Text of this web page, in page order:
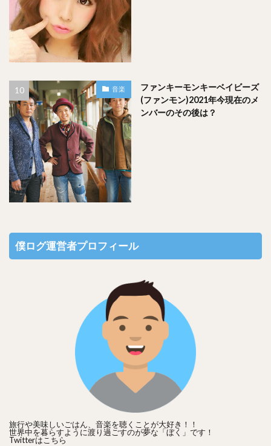
山内鈴蘭さんのゴルフ歴は２０年以上で、ベストスコアはグ
ロスで「７８」でした。
今現在はプロゴルファーを目指すために、プロテストに向け
音楽
ファンキーモンキーベイビーズ
(ファンモン)2021年今現在のメ
ンバーのその後は？
僕ログ運営者プロフィール
旅行や美味しいごはん、音楽を聴くことが大好き！！
世界中を暮らすように渡り過ごすのが夢な「ぼく」です！
Twitterはこちら